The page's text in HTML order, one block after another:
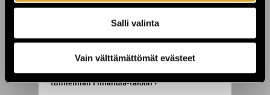
Salli valinta
Vain välttämättömät evästeet
On The Rocks juhlii 25-vuotista taivaltaan
- koko viikon huippukeikkoja ›
22.7.2026 10:00
Laid Back tuo “Sunshine Reggae” -
tunnelman Finlandia-taloon ›